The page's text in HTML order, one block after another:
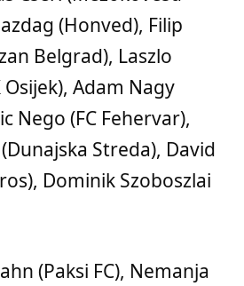
(Honved), Filip
Belgrad), Laszlo
Adam Nagy
Nego (FC Fehervar),
Streda), David
Dominik Szoboszlai
(Paksi FC), Nemanja